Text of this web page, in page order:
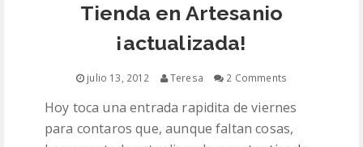
SOBRE MÍ
PATRONES
Tienda en Artesanio
¡actualizada!
julio 13, 2012 Teresa 2 Comments
Hoy toca una entrada rapidita de viernes
para contaros que, aunque faltan cosas,